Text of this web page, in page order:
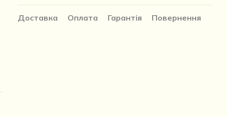
Доставка Оплата Гарантія Повернення